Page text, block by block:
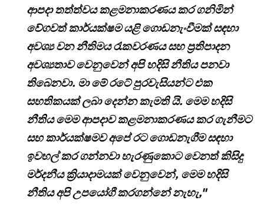
ආපදා තත්ත්වය කළමනාකරණය කර ගනිමින්
වේගවත් කාර්යක්ෂම යළි ගොඩනැංවීමක් සඳහා
අවශ්‍ය වන නීතිමය රැකවරණය සහ ප්‍රතිපාදන
අවශ්‍යතාව වෙනුවෙන් අපි හදිසි නීතිය පනවා
තිබෙනවා. මා මේ රටේ පුරවැසියන්ට එක
සහතිකයක් ලබා දෙන්න කැමති යි. මෙම හදිසි
නීතිය මෙම ආපදාව කළමනාකරණය කර ගැනීමට
සහ කාර්යක්ෂමව අපේ රට ගොඩනැගීම සඳහා
ඉවහල් කර ගන්නවා හැරණුකොට වෙනත් කිසිදු
මර්දනීය ක්‍රියාදාමයක් වෙනුවෙන්, මෙම හදිසි
නීතිය අපි උපයෝගී කරගන්නේ නැහැ,"